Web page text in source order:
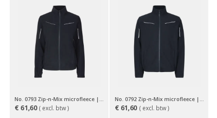
No. 0793 Zip-n-Mix microfleece | reflecterend | dames
€ 61,60 ( excl. btw )
No. 0792 Zip-n-Mix microfleece | reflecterend
€ 61,60 ( excl. btw )